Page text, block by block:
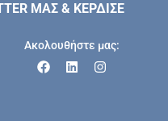
ΜΑΣ & ΚΕΡΔΙΣΕ
Ακολουθήστε μας: